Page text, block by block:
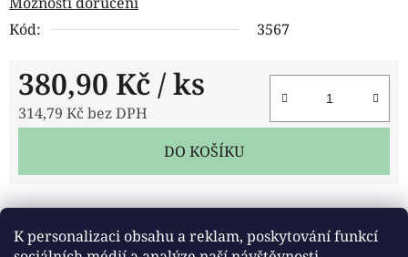
K personalizaci obsahu a reklam, poskytování funkcí
Kód:
3567
380,90 Kč / ks
314,79 Kč bez DPH
DO KOŠÍKU